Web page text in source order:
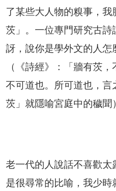
了某些大人物的糗事，
茨」。一位專門研究古詩
訝，說你是學外文的人怎
（《詩經》：「牆有茨
不可道也。所可道也，
茨」就隱喻宮庭中的穢聞
老一代的人說話不喜歡太
是很尋常的比喻，我少